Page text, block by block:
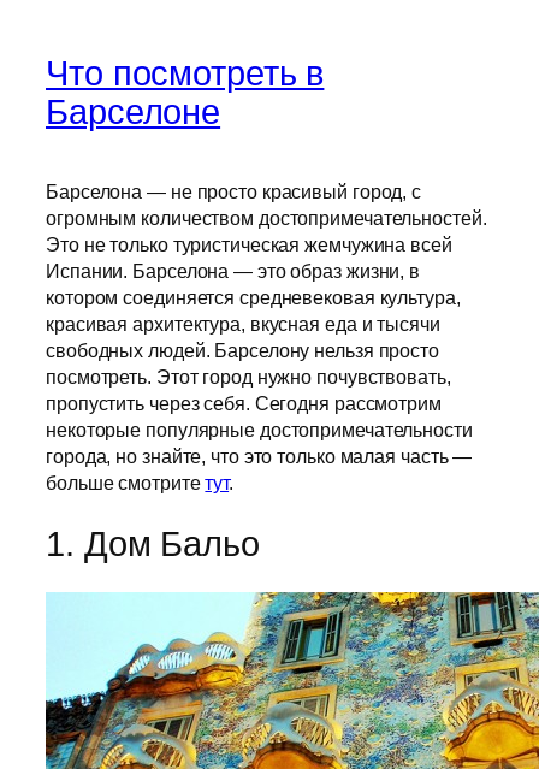
Что посмотреть в
Барселоне
Барселона — не просто красивый город, с
огромным количеством достопримечательностей.
Это не только туристическая жемчужина всей
Испании. Барселона — это образ жизни, в
котором соединяется средневековая культура,
красивая архитектура, вкусная еда и тысячи
свободных людей. Барселону нельзя просто
посмотреть. Этот город нужно почувствовать,
пропустить через себя. Сегодня рассмотрим
некоторые популярные достопримечательности
города, но знайте, что это только малая часть —
больше смотритетут.
1. Дом Бальо